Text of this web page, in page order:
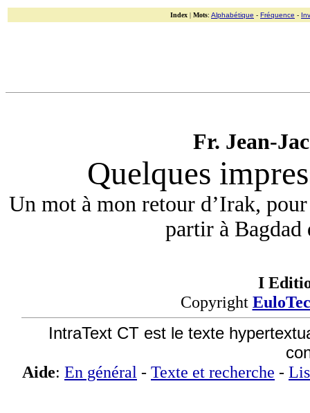
Index | Mots: Alphabétique - Fréquence -
Fr. Jean-
Quelques
Un mot à mon retour d’Irak,
partir à Bagdad
I
Copyright
IntraText CT est le texte
Aide: En général - Texte et recherche -